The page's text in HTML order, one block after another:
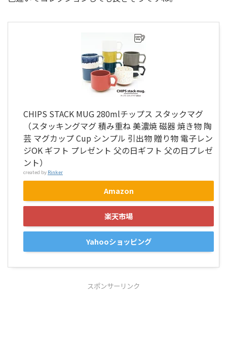
CHIPS STACK MUG 280mlチップス スタックマグ
（スタッキングマグ 積み重ね 美濃焼 磁器 焼き物 陶
芸 マグカップ Cup シンプル 引出物 贈り物 電子レン
ジOK ギフト プレゼント 父の日ギフト 父の日プレゼ
ント）
created by Rinker
Amazon
楽天市場
Yahooショッピング
スポンサーリンク